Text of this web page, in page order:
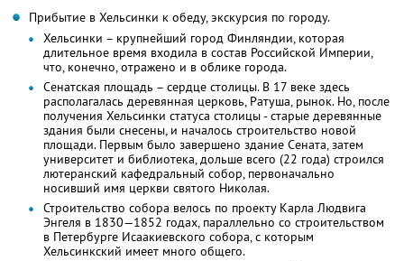
Прибытие в Хельсинки к обеду, экскурсия по городу.
Хельсинки – крупнейший город Финляндии, которая
длительное время входила в состав Российской Империи,
что, конечно, отражено и в облике города.
Сенатская площадь – сердце столицы. В 17 веке здесь
располагалась деревянная церковь, Ратуша, рынок. Но, после
получения Хельсинки статуса столицы - старые деревянные
здания были снесены, и началось строительство новой
площади. Первым было завершено здание Сената, затем
университет и библиотека, дольше всего (22 года) строился
лютеранский кафедральный собор, первоначально
носивший имя церкви святого Николая.
Строительство собора велось по проекту Карла Людвига
Энгеля в 1830—1852 годах, параллельно со строительством
в Петербурге Исаакиевского собора, с которым
Хельсинкский имеет много общего.